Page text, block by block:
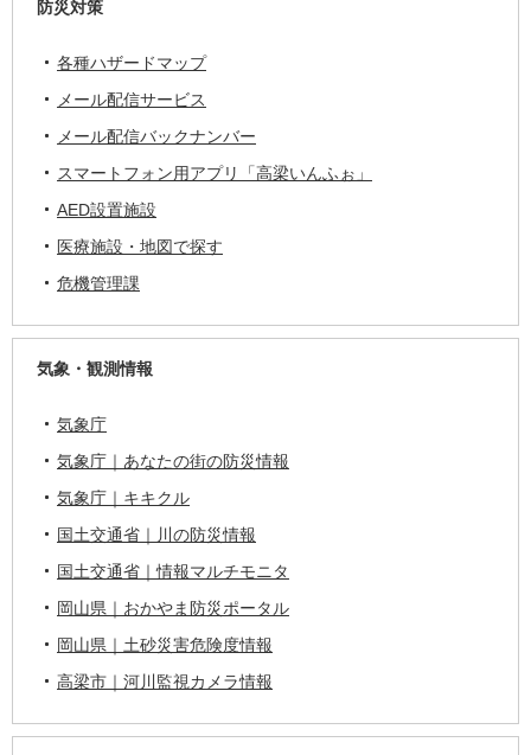
防災対策
各種ハザードマップ
メール配信サービス
メール配信バックナンバー
スマートフォン用アプリ「高梁いんふぉ」
AED設置施設
医療施設・地図で探す
危機管理課
気象・観測情報
気象庁
気象庁｜あなたの街の防災情報
気象庁｜キキクル
国土交通省｜川の防災情報
国土交通省｜情報マルチモニタ
岡山県｜おかやま防災ポータル
岡山県｜土砂災害危険度情報
高梁市｜河川監視カメラ情報